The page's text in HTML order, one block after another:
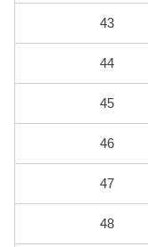
43
44
45
46
47
48